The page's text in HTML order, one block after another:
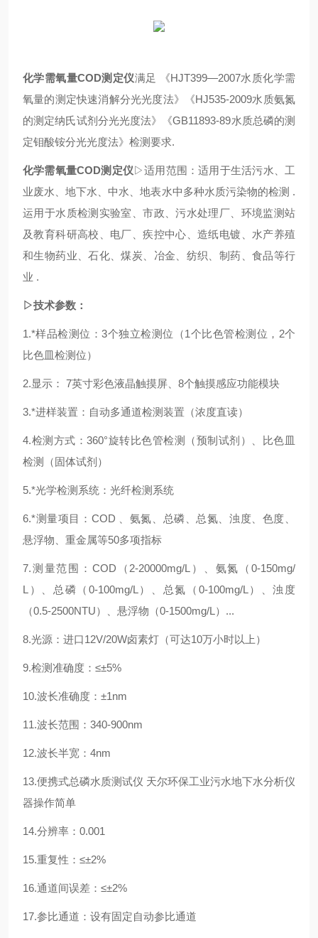
化学需氧量COD测定仪满足 《HJT399—2007水质化学需
氧量的测定快速消解分光光度法》《HJ535-2009水质氨氮
的测定纳氏试剂分光光度法》《GB11893-89水质总磷的测
定钼酸铵分光光度法》检测要求.
化学需氧量COD测定仪▷适用范围：适用于生活污水、工
业废水、地下水、中水、地表水中多种水质污染物的检测 .
运用于水质检测实验室、市政、污水处理厂、环境监测站
及教育科研高校、电厂、疾控中心、造纸电镀、水产养殖
和生物药业、石化、煤炭、冶金、纺织、制药、食品等行
业 .
▷技术参数：
1.*样品检测位：3个独立检测位（1个比色管检测位，2个
比色皿检测位）
2.显示： 7英寸彩色液晶触摸屏、8个触摸感应功能模块
3.*进样装置：自动多通道检测装置（浓度直读）
4.检测方式：360°旋转比色管检测（预制试剂）、比色皿
检测（固体试剂）
5.*光学检测系统：光纤检测系统
6.*测量项目：COD 、氨氮、总磷、总氮、浊度、色度、
悬浮物、重金属等50多项指标
7.测量范围：COD（2-20000mg/L）、氨氮（0-150mg/
L）、总磷（0-100mg/L）、总氮（0-100mg/L）、浊度
（0.5-2500NTU）、悬浮物（0-1500mg/L）...
8.光源：进口12V/20W卤素灯（可达10万小时以上）
9.检测准确度：≤±5%
10.波长准确度：±1nm
11.波长范围：340-900nm
12.波长半宽：4nm
13.便携式总磷水质测试仪 天尔环保工业污水地下水分析仪
器操作简单
14.分辨率：0.001
15.重复性：≤±2%
16.通道间误差：≤±2%
17.参比通道：设有固定自动参比通道